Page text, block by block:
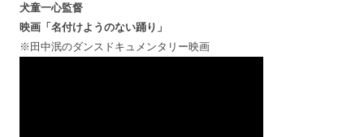
犬童一心監督
映画「名付けようのない踊り」
※田中泯のダンスドキュメンタリー映画